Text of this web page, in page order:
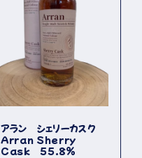
アラン シェリーカスク
Arran Sherry
Cask 55.8％